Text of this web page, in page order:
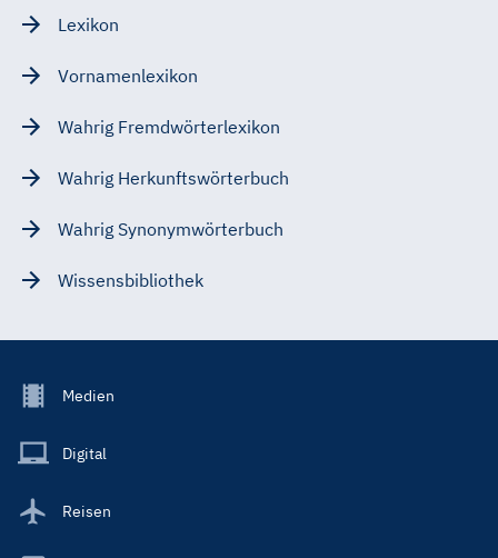
Lexikon
Vornamenlexikon
Wahrig Fremdwörterlexikon
Wahrig Herkunftswörterbuch
Wahrig Synonymwörterbuch
Wissensbibliothek
Footer
Main
Medien
Digital
Reisen